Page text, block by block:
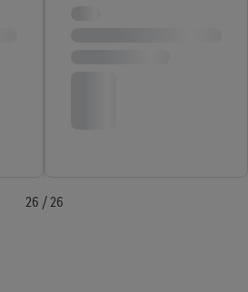
26 / 26